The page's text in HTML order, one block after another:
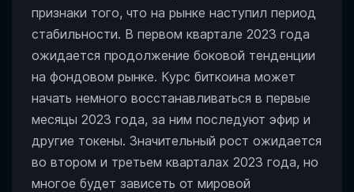
признаки того, что на рынке наступил период
стабильности. В первом квартале 2023 года
ожидается продолжение боковой тенденции
на фондовом рынке. Курс биткоина может
начать немного восстанавливаться в первые
месяцы 2023 года, за ним последуют эфир и
другие токены. Значительный рост ожидается
во втором и третьем кварталах 2023 года, но
многое будет зависеть от мировой